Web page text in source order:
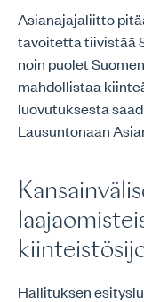
Asianajajaliitto
tavoitetta tiivistää
noin puolet
mahdollistaa
luovutuksesta
Lausuntonaan
Hallituksen